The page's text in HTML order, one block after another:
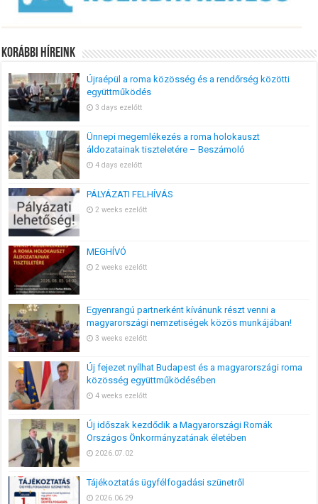
Korábbi Híreink
Újraépül a roma közösség és a rendőrség közötti
együttműködés
3 days ezelőtt
Ünnepi megemlékezés a roma holokauszt
áldozatainak tiszteletére – Beszámoló
4 days ezelőtt
PÁLYÁZATI FELHÍVÁS
2 weeks ezelőtt
MEGHÍVÓ
2 weeks ezelőtt
Egyenrangú partnerként kívánunk részt venni a
magyarországi nemzetiségek közös munkájában!
3 weeks ezelőtt
Új fejezet nyílhat Budapest és a magyarországi roma
közösség együttműködésében
4 weeks ezelőtt
Új időszak kezdődik a Magyarországi Romák
Országos Önkormányzatának életében
2026.07.02
Tájékoztatás ügyfélfogadási szünetről
2026.06.29